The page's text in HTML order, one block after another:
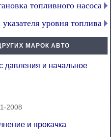
топливного насоса
уровня топлива
МАРОК АВТО
давления и начальное
2008
и прокачка